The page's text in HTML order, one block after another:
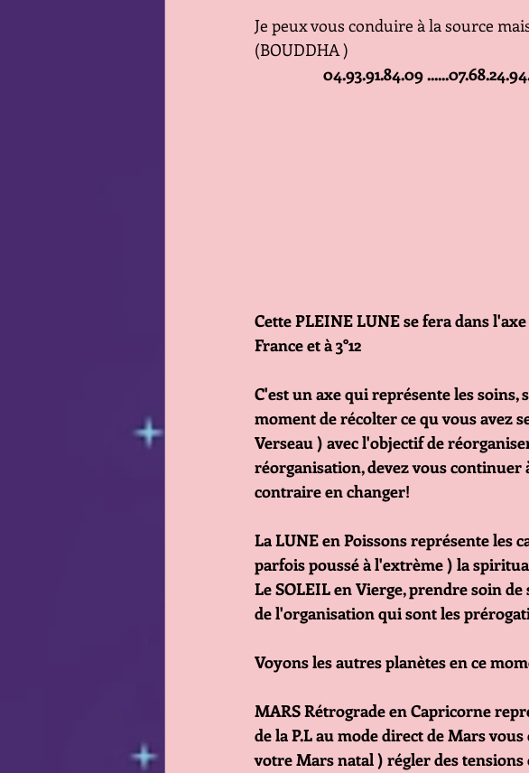
Je peux vous conduire à la source
(BOUDDHA )
04.93.91.84.09
Cette PLEINE LUNE se fera dans
France et à 3°12
C'est un axe qui représente les
moment de récolter ce qu vous avez
Verseau ) avec l'objectif de
réorganisation, devez vous
contraire en changer!
La LUNE en Poissons représente les
parfois poussé à l'extrème ) la
Le SOLEIL en Vierge, prendre soin
de l'organisation qui sont les
Voyons les autres planètes en ce
MARS Rétrograde en Capricorne
de la P.L au mode direct de Mars
votre Mars natal ) régler des